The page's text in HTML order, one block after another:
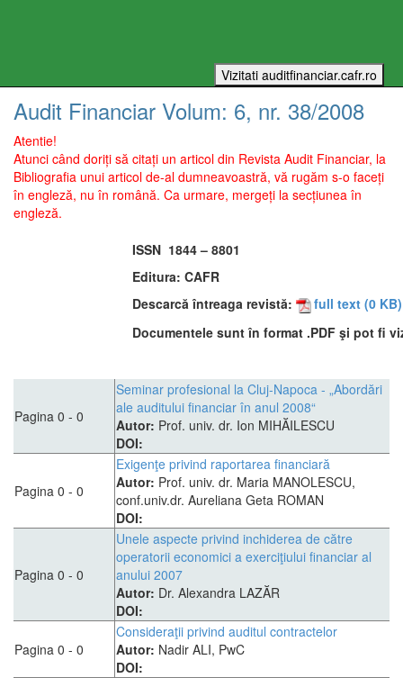
Audit Financiar Volum: 6, nr. 38/2008
Atentie!
Atunci când doriți să citați un articol din Revista Audit Financiar, la
Bibliografia unui articol de-al dumneavoastră, vă rugăm s-o faceți
în engleză, nu în română. Ca urmare, mergeți la secțiunea în
engleză.
ISSN 1844 – 8801
Editura: CAFR
Descarcă întreaga revistă:
full text (0 KB)
Documentele sunt în format .PDF şi pot fi
Pagina 0 - 0
Seminar profesional la Cluj-Napoca - „Abordări
ale auditului financiar în anul 2008“
Autor: Prof. univ. dr. Ion MIHĂILESCU
DOI:
Pagina 0 - 0
Exigenţe privind raportarea financiară
Autor: Prof. univ. dr. Maria MANOLESCU,
conf.univ.dr. Aureliana Geta ROMAN
DOI:
Pagina 0 - 0
Unele aspecte privind inchiderea de către
operatorii economici a exerciţiului financiar al
anului 2007
Autor: Dr. Alexandra LAZĂR
DOI:
Pagina 0 - 0
Consideraţii privind auditul contractelor
Autor: Nadir ALI, PwC
DOI: